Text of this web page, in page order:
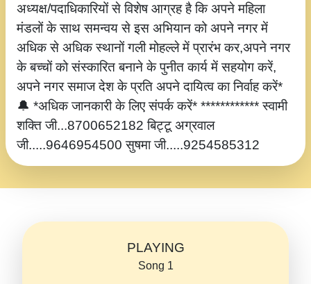
अध्यक्ष/पदाधिकारियों से विशेष आग्रह है कि अपने महिला
मंडलों के साथ समन्वय से इस अभियान को अपने नगर में
अधिक से अधिक स्थानों गली मोहल्ले में प्रारंभ कर,अपने नगर
के बच्चों को संस्कारित बनाने के पुनीत कार्य में सहयोग करें,
अपने नगर समाज देश के प्रति अपने दायित्व का निर्वाह करें*
🔔 *अधिक जानकारी के लिए संपर्क करें* ************ स्वामी
शक्ति जी...8700652182 बिट्टू अग्रवाल
जी.....9646954500 सुषमा जी.....9254585312
PLAYING
Song 1